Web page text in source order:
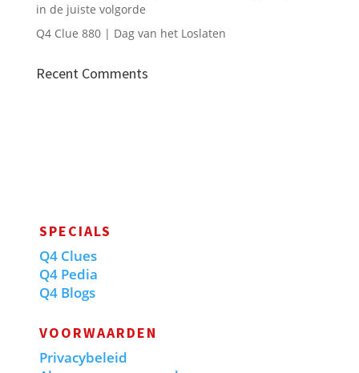
in de juiste volgorde
Q4 Clue 880 | Dag van het Loslaten
Recent Comments
SPECIALS
Q4 Clues
Q4 Pedia
Q4 Blogs
VOORWAARDEN
Privacybeleid